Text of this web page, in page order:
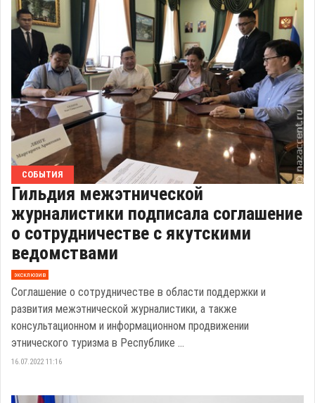
СОБЫТИЯ
Гильдия межэтнической
журналистики подписала соглашение
о сотрудничестве с якутскими
ведомствами
эксклюзив
Соглашение о сотрудничестве в области поддержки и
развития межэтнической журналистики, а также
консультационном и информационном продвижении
этнического туризма в Республике ...
16.07.2022 11:16